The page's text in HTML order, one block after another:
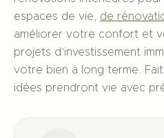
espaces de vie, de
améliorer votre confort et
projets d’investissement
votre bien à long terme.
idées prendront vie avec